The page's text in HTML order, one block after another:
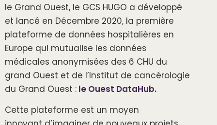
le Grand Ouest, le GCS HUGO a développé
et lancé en Décembre 2020, la première
plateforme de données hospitalières en
Europe qui mutualise les données
médicales anonymisées des 6 CHU du
grand Ouest et de l’Institut de cancérologie
du Grand Ouest : le Ouest DataHub.
Cette plateforme est un moyen